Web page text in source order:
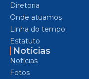
Diretoria
Onde atuamos
Linha do tempo
Estatuto
Notícias
Notícias
Fotos